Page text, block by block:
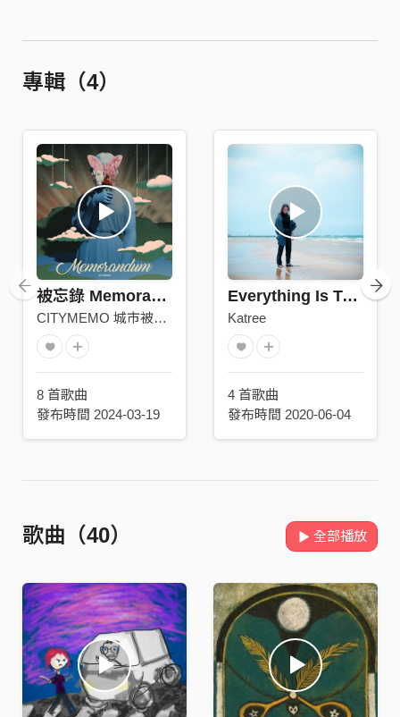
專輯（4）
被忘錄 Memorandum
CITYMEMO 城市被忘錄
8 首歌曲
發布時間 2024-03-19
Everything Is Temporary
Katree
4 首歌曲
發布時間 2020-06-04
歌曲（40） 全部播放